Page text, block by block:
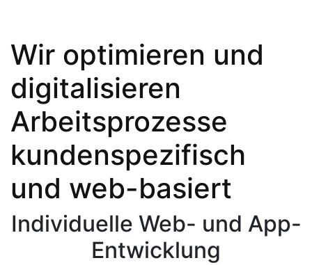
Wir optimieren und
digitalisieren
Arbeitsprozesse
kundenspezifisch
und web-basiert
Individuelle Web- und App-
Entwicklung